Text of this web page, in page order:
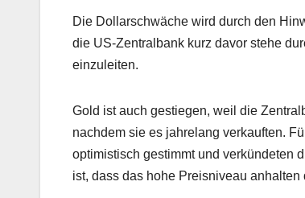
Die Dollarschwäche wird durch den
die US-Zentralbank kurz davor stehe
einzuleiten.
Gold ist auch gestiegen, weil die
nachdem sie es jahrelang verkauften.
optimistisch gestimmt und verkündeten
ist, dass das hohe Preisniveau anhalten